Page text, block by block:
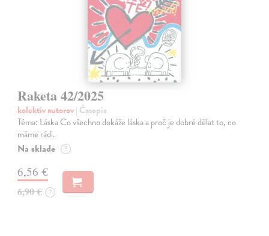
Raketa 42/2025
kolektív autorov| Časopis
Téma: Láska Co všechno dokáže láska a proč je dobré dělat to, co
máme rádi.
Na sklade ?
6,56 €
6,90 € ?